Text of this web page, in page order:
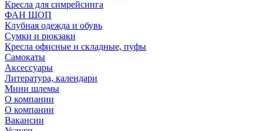
Кресла для симрейсинга
ФАН ШОП
Клубная одежда и обувь
Сумки и рюкзаки
Кресла офисные и складные, пуфы
Самокаты
Аксессуары
Литература, календари
Мини шлемы
О компании
О компании
Вакансии